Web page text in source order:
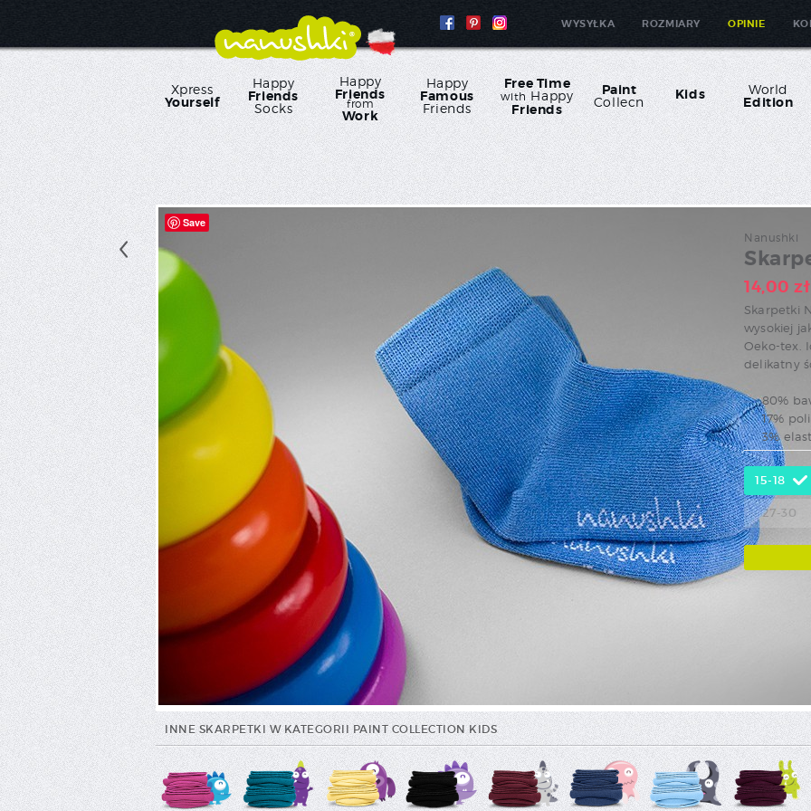
WYSYŁKA ROZMIARY OPINIE
Xpress
Yourself
Happy
Friends
Socks
Happy
Friends
from
Work
Happy
Famous
Friends
Free Time
withHappy
Friends
Paint
Collecn Kids World
Edition
Save
Nanushki
14,00 zł
Skarpetki
wysokiej
Oeko-tex.
delikatny
80%
17%
3%
15-18
27-30
INNE SKARPETKI W KATEGORII PAINT COLLECTION KIDS